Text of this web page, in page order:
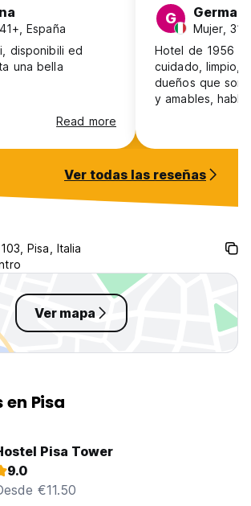
España
disponibili ed
una bella
Read more
G German
Mujer, 31-
Hotel de 1956
cuidado, limpio,
dueños que son
y amables,
fresco, el cafe y
Ver todas las reseñas
Pisa, Italia
Ver mapa
en Pisa
Pisa Tower
9.0
€11.50